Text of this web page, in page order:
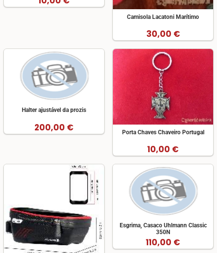
Camisola Lacatoni Marítimo
30,00 €
Halter ajustável da prozis
200,00 € Porta Chaves Chaveiro Portugal
10,00 €
Esgrima, Casaco Uhlmann Classic
350N
110,00 €